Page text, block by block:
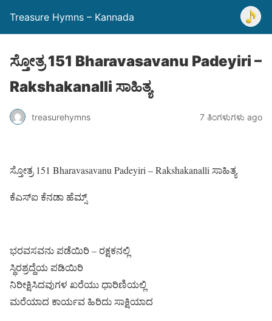
Treasure Hymns – Kannada
ಸ್ತೋತ್ರ 151 Bharavasavanu Padeyiri –
Rakshakanalli ಸಾಹಿತ್ಯ
treasurehymns 7 ತಿಂಗಳುಗಳು ago
ಸ್ತೋತ್ರ 151 Bharavasavanu Padeyiri – Rakshakanalli ಸಾಹಿತ್ಯ
ಕೆಎಸ್ಐ ಕೆನಡಾ ಹೆಮ್ಸ್
ಭರವಸವನು ಪಡೆಯಿರಿ – ರಕ್ಷಕನಲ್ಲಿ
ಸ್ಥಿರಶ್ರದ್ದೆಯ ಪಡಿಯಿರಿ
ನಿರೀಕ್ಷಿಸಿದವುಗಳ ಖರೆಯು ಧಾರಿಣಿಯಲ್ಲಿ
ಮರೆಯಾದ ಕಾರ್ಯವ ಹಿರಿದು ಸಾಕ್ಷಿಯಾದ